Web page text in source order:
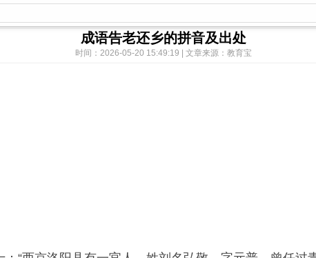
成语告老还乡的拼音及出处
时间：2026-05-20 15:49:19 | 文章来源：教育宝